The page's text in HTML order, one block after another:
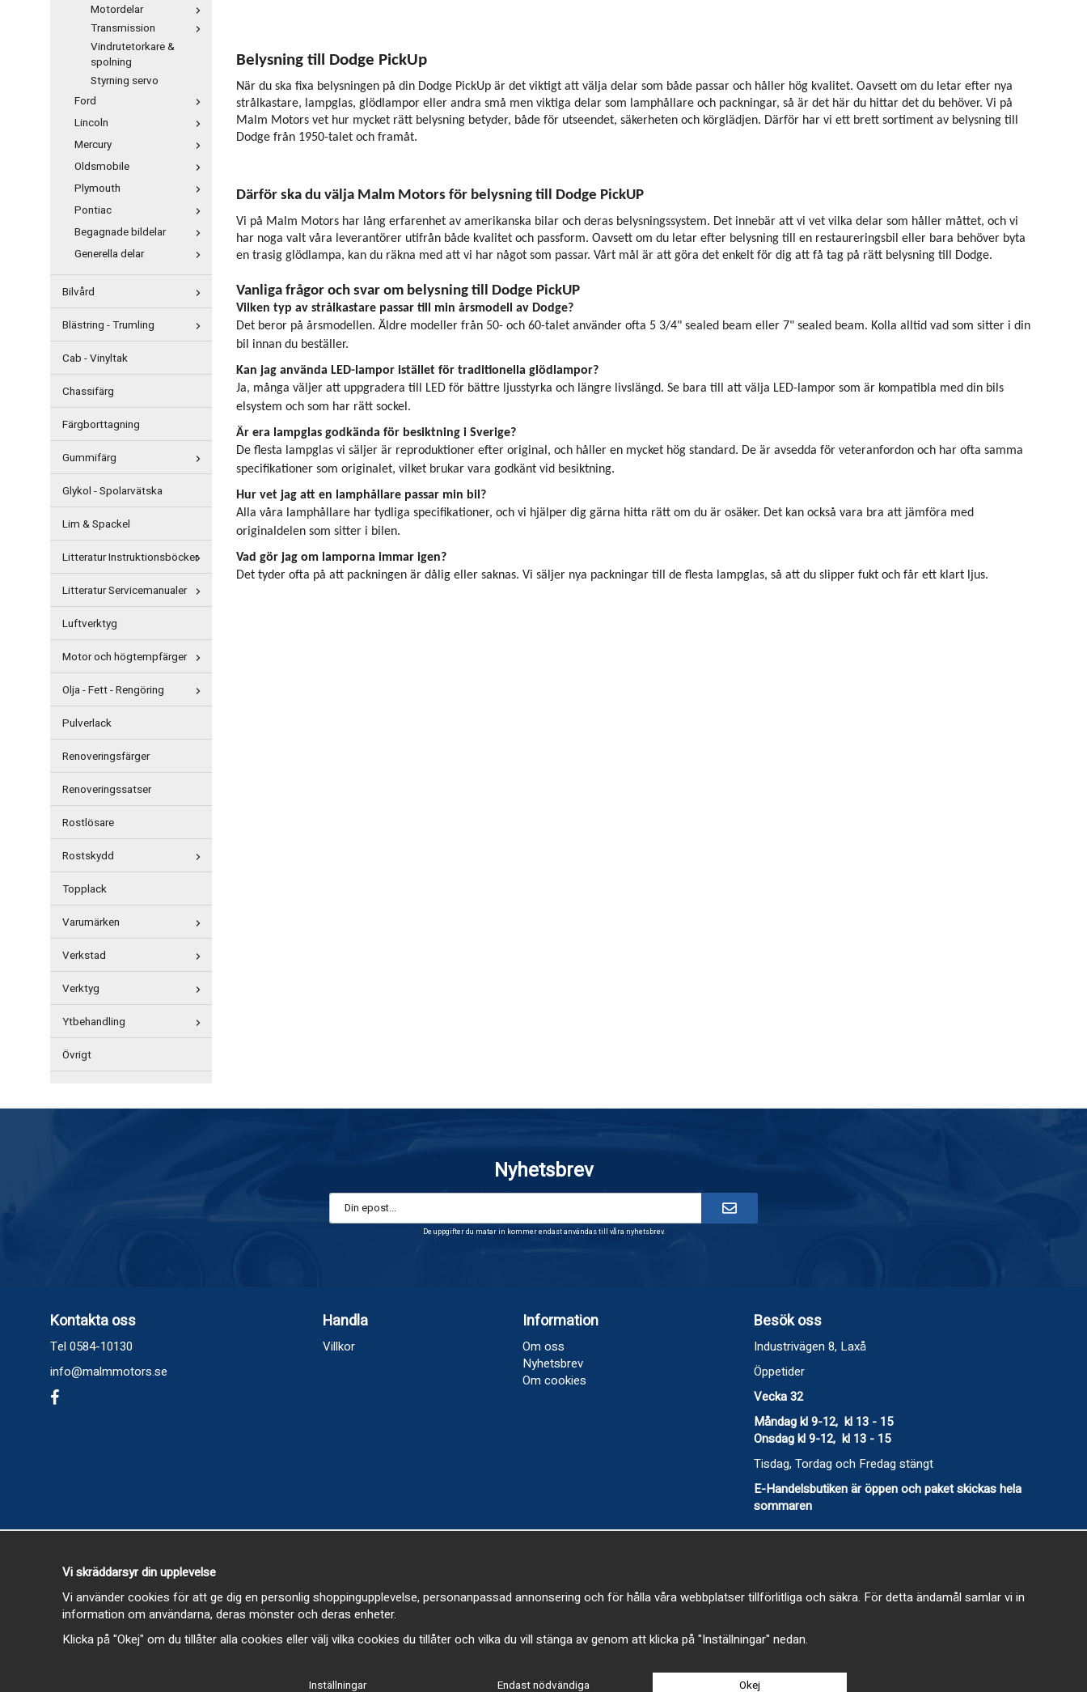
Motordelar
Transmission
Vindrutetorkare &
spolning
Styrning servo
Ford
Lincoln
Mercury
Oldsmobile
Plymouth
Pontiac
Begagnade bildelar
Generella delar
Bilvård
Blästring - Trumling
Cab - Vinyltak
Chassifärg
Färgborttagning
Gummifärg
Glykol - Spolarvätska
Lim & Spackel
Litteratur Instruktionsböcker
Litteratur Servicemanualer
Luftverktyg
Motor och högtempfärger
Olja - Fett - Rengöring
Pulverlack
Renoveringsfärger
Renoveringssatser
Rostlösare
Rostskydd
Topplack
Varumärken
Verkstad
Verktyg
Ytbehandling
Övrigt
Belysning till Dodge PickUp
När du ska fixa belysningen på din Dodge PickUp är det viktigt att välja delar som både passar och håller hög kvalitet. Oavsett om du letar efter nya
strålkastare, lampglas, glödlampor eller andra små men viktiga delar som lamphållare och packningar, så är det här du hittar det du behöver. Vi på
Malm Motors vet hur mycket rätt belysning betyder, både för utseendet, säkerheten och körglädjen. Därför har vi ett brett sortiment av belysning till
Dodge från 1950-talet och framåt.
Därför ska du välja Malm Motors för belysning till Dodge PickUP
Vi på Malm Motors har lång erfarenhet av amerikanska bilar och deras belysningssystem. Det innebär att vi vet vilka delar som håller måttet, och vi
har noga valt våra leverantörer utifrån både kvalitet och passform. Oavsett om du letar efter belysning till en restaureringsbil eller bara behöver byta
en trasig glödlampa, kan du räkna med att vi har något som passar. Vårt mål är att göra det enkelt för dig att få tag på rätt belysning till Dodge.
Vanliga frågor och svar om belysning till Dodge PickUP
Vilken typ av strålkastare passar till min årsmodell av Dodge?
Det beror på årsmodellen. Äldre modeller från 50- och 60-talet använder ofta 5 3/4" sealed beam eller 7" sealed beam. Kolla alltid vad som sitter i din
bil innan du beställer.
Kan jag använda LED-lampor istället för traditionella glödlampor?
Ja, många väljer att uppgradera till LED för bättre ljusstyrka och längre livslängd. Se bara till att välja LED-lampor som är kompatibla med din bils
elsystem och som har rätt sockel.
Är era lampglas godkända för besiktning i Sverige?
De flesta lampglas vi säljer är reproduktioner efter original, och håller en mycket hög standard. De är avsedda för veteranfordon och har ofta samma
specifikationer som originalet, vilket brukar vara godkänt vid besiktning.
Hur vet jag att en lamphållare passar min bil?
Alla våra lamphållare har tydliga specifikationer, och vi hjälper dig gärna hitta rätt om du är osäker. Det kan också vara bra att jämföra med
originaldelen som sitter i bilen.
Vad gör jag om lamporna immar igen?
Det tyder ofta på att packningen är dålig eller saknas. Vi säljer nya packningar till de flesta lampglas, så att du slipper fukt och får ett klart ljus.
Nyhetsbrev
De uppgifter du matar in kommer endast användas till våra nyhetsbrev.
Kontakta oss
Tel 0584-10130
info@malmmotors.se
Handla
Villkor
Information
Om oss
Nyhetsbrev
Om cookies
Besök oss
Industrivägen 8, Laxå
Öppetider
Vecka 32
Måndag kl 9-12, kl 13 - 15
Onsdag kl 9-12, kl 13 - 15
Tisdag, Tordag och Fredag stängt
E-Handelsbutiken är öppen och paket skickas hela
sommaren
Vi skräddarsyr din upplevelse
Vi använder cookies för att ge dig en personlig shoppingupplevelse, personanpassad annonsering och för hålla våra webbplatser tillförlitliga och säkra. För detta ändamål samlar vi in
information om användarna, deras mönster och deras enheter.
Klicka på "Okej" om du tillåter alla cookies eller välj vilka cookies du tillåter och vilka du vill stänga av genom att klicka på "Inställningar" nedan.
Inställningar Endast nödvändiga Okej